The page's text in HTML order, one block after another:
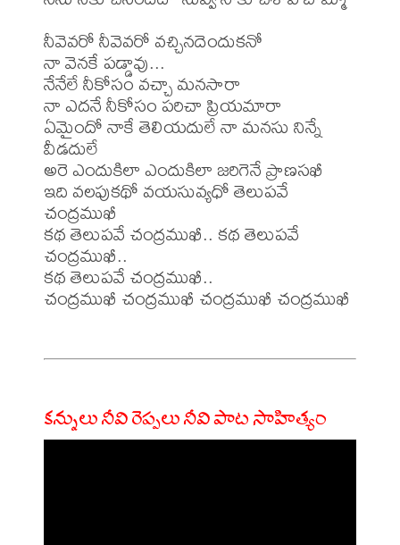
నీవెవరో నీవెవరో వచ్చినదెందుకనో
నా వెనకే పడ్డావు...
నేనేలే నీకోసం వచ్చా మనసారా
నా ఎదనే నీకోసం పరిచా ప్రియమారా
ఏమైందో నాకే తెలియదులే నా మనసు నిన్నే
వీడదులే
అరె ఎందుకిలా ఎందుకిలా జరిగెనే ప్రాణసఖీ
ఇది వలపుకథో వయసువ్యధో తెలుపవే
చంద్రముఖీ
కథ తెలుపవే చంద్రముఖీ.. కథ తెలుపవే
చంద్రముఖీ..
కథ తెలుపవే చంద్రముఖీ..
చంద్రముఖీ చంద్రముఖీ చంద్రముఖీ చంద్రముఖీ
కన్నులు నీవి రెప్పలు నీవి పాట సాహిత్యం